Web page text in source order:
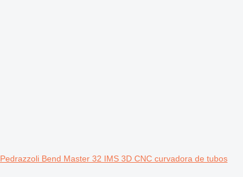
Pedrazzoli Bend Master 32 IMS 3D CNC curvadora de tubos